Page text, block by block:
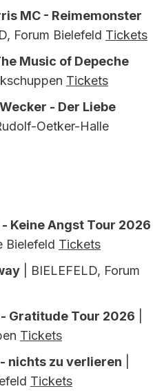
MC - Reimemonster
Forum Bielefeld Tickets
Music of Depeche
Tickets
- Der Liebe
Oetker-Halle
Keine Angst Tour 2026
Bielefeld Tickets
| BIELEFELD, Forum
Gratitude Tour 2026
Tickets
nichts zu verlieren
Tickets